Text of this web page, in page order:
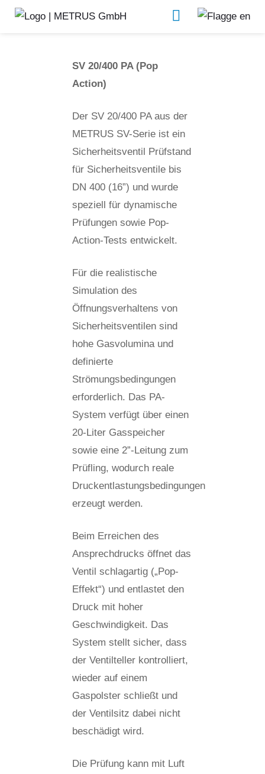
SV 20/400 PA Armaturen­prüf­stände
SV 20/400 PA (Pop
Action)
Der SV 20/400 PA aus der
METRUS SV-Serie ist ein
Sicherheitsventil Prüfstand
für Sicherheitsventile bis
DN 400 (16”) und wurde
speziell für dynamische
Prüfungen sowie Pop-
Action-Tests entwickelt.
Für die realistische
Simulation des
Öffnungsverhaltens von
Sicherheitsventilen sind
hohe Gasvolumina und
definierte
Strömungsbedingungen
erforderlich. Das PA-
System verfügt über einen
20-Liter Gasspeicher
sowie eine 2”-Leitung zum
Prüfling, wodurch reale
Druckentlastungsbedingungen
erzeugt werden.
Beim Erreichen des
Ansprechdrucks öffnet das
Ventil schlagartig („Pop-
Effekt“) und entlastet den
Druck mit hoher
Geschwindigkeit. Das
System stellt sicher, dass
der Ventilteller kontrolliert,
wieder auf einem
Gaspolster schließt und
der Ventilsitz dabei nicht
beschädigt wird.
Die Prüfung kann mit Luft